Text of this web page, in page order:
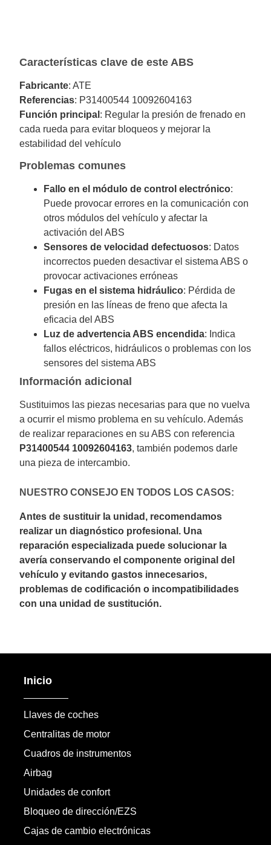
Características clave de este ABS
Fabricante: ATE
Referencias: P31400544 10092604163
Función principal : Regular la presión de frenado en
cada rueda para evitar bloqueos y mejorar la
estabilidad del vehículo
Problemas comunes
Fallo en el módulo de control electrónico:
Puede provocar errores en la comunicación con
otros módulos del vehículo y afectar la
activación del ABS
Sensores de velocidad defectuosos: Datos
incorrectos pueden desactivar el sistema ABS o
provocar activaciones erróneas
Fugas en el sistema hidráulico: Pérdida de
presión en las líneas de freno que afecta la
eficacia del ABS
Luz de advertencia ABS encendida: Indica
fallos eléctricos, hidráulicos o problemas con los
sensores del sistema ABS
Información adicional
Sustituimos las piezas necesarias para que no vuelva
a ocurrir el mismo problema en su vehículo. Además
de realizar reparaciones en su ABS con referencia
P31400544 10092604163, también podemos darle
una pieza de intercambio.
NUESTRO CONSEJO EN TODOS LOS CASOS:
Antes de sustituir la unidad, recomendamos
realizar un diagnóstico profesional. Una
reparación especializada puede solucionar la
avería conservando el componente original del
vehículo y evitando gastos innecesarios,
problemas de codificación o incompatibilidades
con una unidad de sustitución.
Inicio
Llaves de coches
Centralitas de motor
Cuadros de instrumentos
Airbag
Unidades de confort
Bloqueo de dirección/EZS
Cajas de cambio electrónicas